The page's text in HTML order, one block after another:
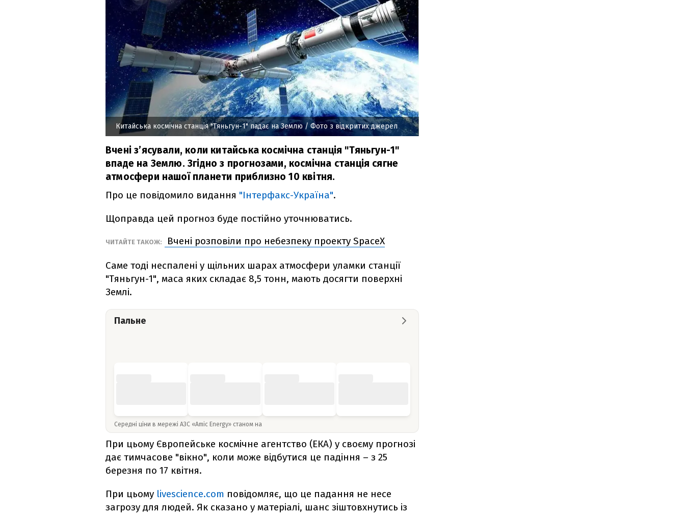
Китайська космічна станція "Тяньгун-1" падає на Землю/ Фото з відкритих джерел
Вчені з’ясували, коли китайська космічна станція "Тяньгун-1"
впаде на Землю. Згідно з прогнозами, космічна станція сягне
атмосфери нашої планети приблизно 10 квітня.
Про це повідомило видання "Інтерфакс-Україна".
Щоправда цей прогноз буде постійно уточнюватись.
ЧИТАЙТЕ ТАКОЖ: Вчені розповіли про небезпеку проекту SpaceX
Саме тоді неспалені у щільних шарах атмосфери уламки станції
"Тяньгун-1", маса яких складає 8,5 тонн, мають досягти поверхні
Землі.
Пальне
Середні ціни в мережі АЗС «Amic Energy» станом на
При цьому Європейське космічне агентство (ЕКА) у своєму прогнозі
дає тимчасове "вікно", коли може відбутися це падіння – з 25
березня по 17 квітня.
При цьому livescience.com повідомляє, що це падання не несе
загрозу для людей. Як сказано у матеріалі, шанс зіштовхнутись із